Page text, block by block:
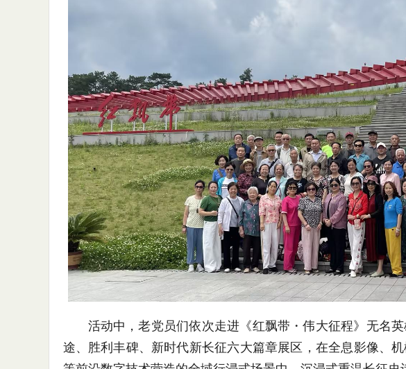
活动中，老党员们依次走进《红飘带・伟大征程》无名
途、胜利丰碑、新时代新长征六大篇章展区，在全息影像、